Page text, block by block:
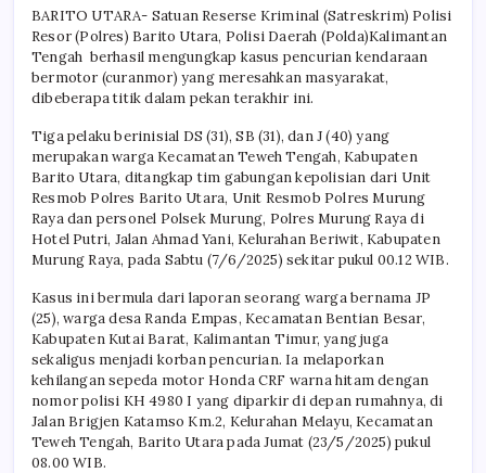
BARITO UTARA- Satuan Reserse Kriminal (Satreskrim) Polisi
Resor (Polres) Barito Utara, Polisi Daerah (Polda)Kalimantan
Tengah berhasil mengungkap kasus pencurian kendaraan
bermotor (curanmor) yang meresahkan masyarakat,
dibeberapa titik dalam pekan terakhir ini.
Tiga pelaku berinisial DS (31), SB (31), dan J (40) yang
merupakan warga Kecamatan Teweh Tengah, Kabupaten
Barito Utara, ditangkap tim gabungan kepolisian dari Unit
Resmob Polres Barito Utara, Unit Resmob Polres Murung
Raya dan personel Polsek Murung, Polres Murung Raya di
Hotel Putri, Jalan Ahmad Yani, Kelurahan Beriwit, Kabupaten
Murung Raya, pada Sabtu (7/6/2025) sekitar pukul 00.12 WIB.
Kasus ini bermula dari laporan seorang warga bernama JP
(25), warga desa Randa Empas, Kecamatan Bentian Besar,
Kabupaten Kutai Barat, Kalimantan Timur, yang juga
sekaligus menjadi korban pencurian. Ia melaporkan
kehilangan sepeda motor Honda CRF warna hitam dengan
nomor polisi KH 4980 I yang diparkir di depan rumahnya, di
Jalan Brigjen Katamso Km.2, Kelurahan Melayu, Kecamatan
Teweh Tengah, Barito Utara pada Jumat (23/5/2025) pukul
08.00 WIB.